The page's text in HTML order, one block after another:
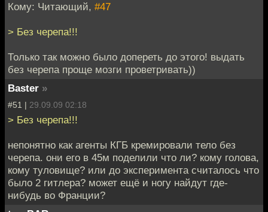
Кому: Читающий, #47
> Без черепа!!!
Только так можно было допереть до этого! выдать
без черепа проще мозги проветривать))
Baster »
#51 | 29.09.09 02:18
> Без черепа!!!
непонятно как агенты КГБ кремировали тело без
черепа. они его в 45м поделили что ли? кому голова,
кому туловище? или до эксперимента считалось что
было 2 гитлера? может ещё и ногу найдут где-
нибудь во Франции?